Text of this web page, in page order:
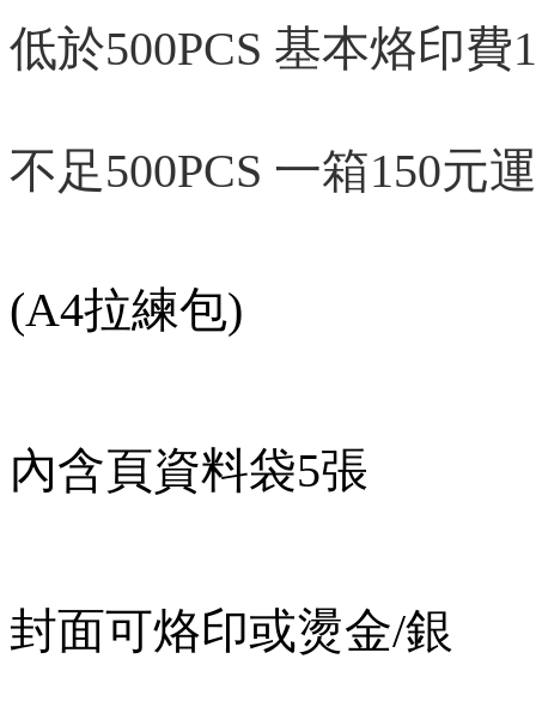
低於500PCS 基本烙印
不足500PCS 一箱150元
(A4拉練包)
內含頁資料袋5張
封面可烙印或燙金/銀